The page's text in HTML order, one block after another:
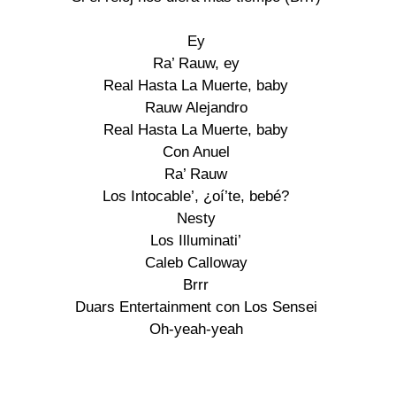
Ey
Ra’ Rauw, ey
Real Hasta La Muerte, baby
Rauw Alejandro
Real Hasta La Muerte, baby
Con Anuel
Ra’ Rauw
Los Intocable’, ¿oí’te, bebé?
Nesty
Los Illuminati’
Caleb Calloway
Brrr
Duars Entertainment con Los Sensei
Oh-yeah-yeah